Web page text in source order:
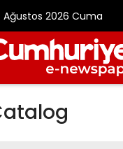
Ağustos 2026 Cuma